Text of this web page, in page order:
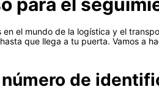
en el mundo de la logística y el
que llega a tu puerta. Vamos a
número de